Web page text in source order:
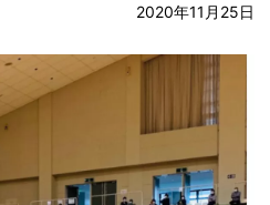
2020年11月25日